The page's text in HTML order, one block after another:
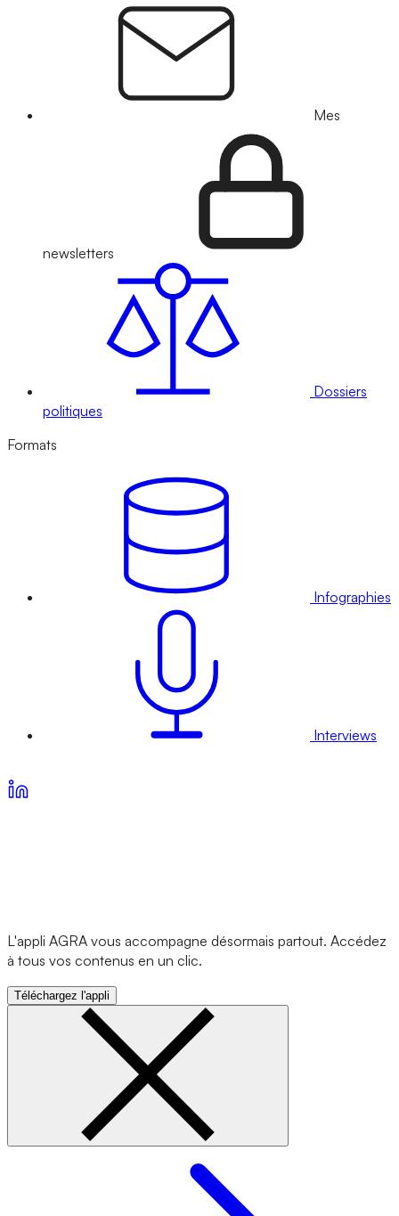
Mes
newsletters
Dossiers
politiques
Formats
Infographies
Interviews
L'appli AGRA vous accompagne désormais partout. Accédez
à tous vos contenus en un clic.
Téléchargez l'appli